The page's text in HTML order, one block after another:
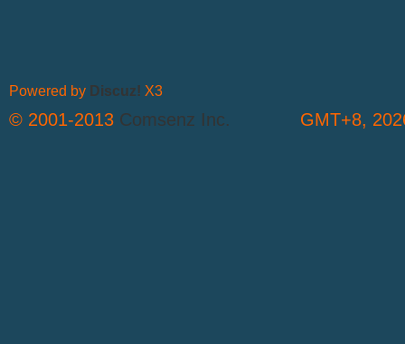
GMT+8,
Powered by Discuz! X3
© 2001-2013 Comsenz Inc.